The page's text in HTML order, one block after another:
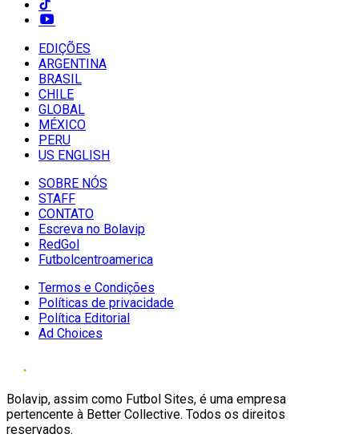
EDIÇÕES
ARGENTINA
BRASIL
CHILE
GLOBAL
MÉXICO
PERU
US ENGLISH
SOBRE NÓS
STAFF
CONTATO
Escreva no Bolavip
RedGol
Futbolcentroamerica
Termos e Condições
Políticas de privacidade
Política Editorial
Ad Choices
Bolavip, assim como Futbol Sites, é uma empresa
pertencente à Better Collective. Todos os direitos
reservados.